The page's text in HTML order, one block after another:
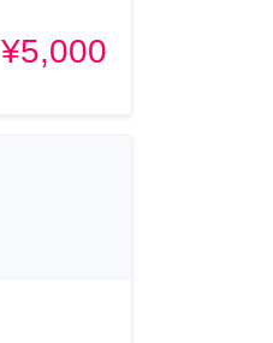
¥5,000